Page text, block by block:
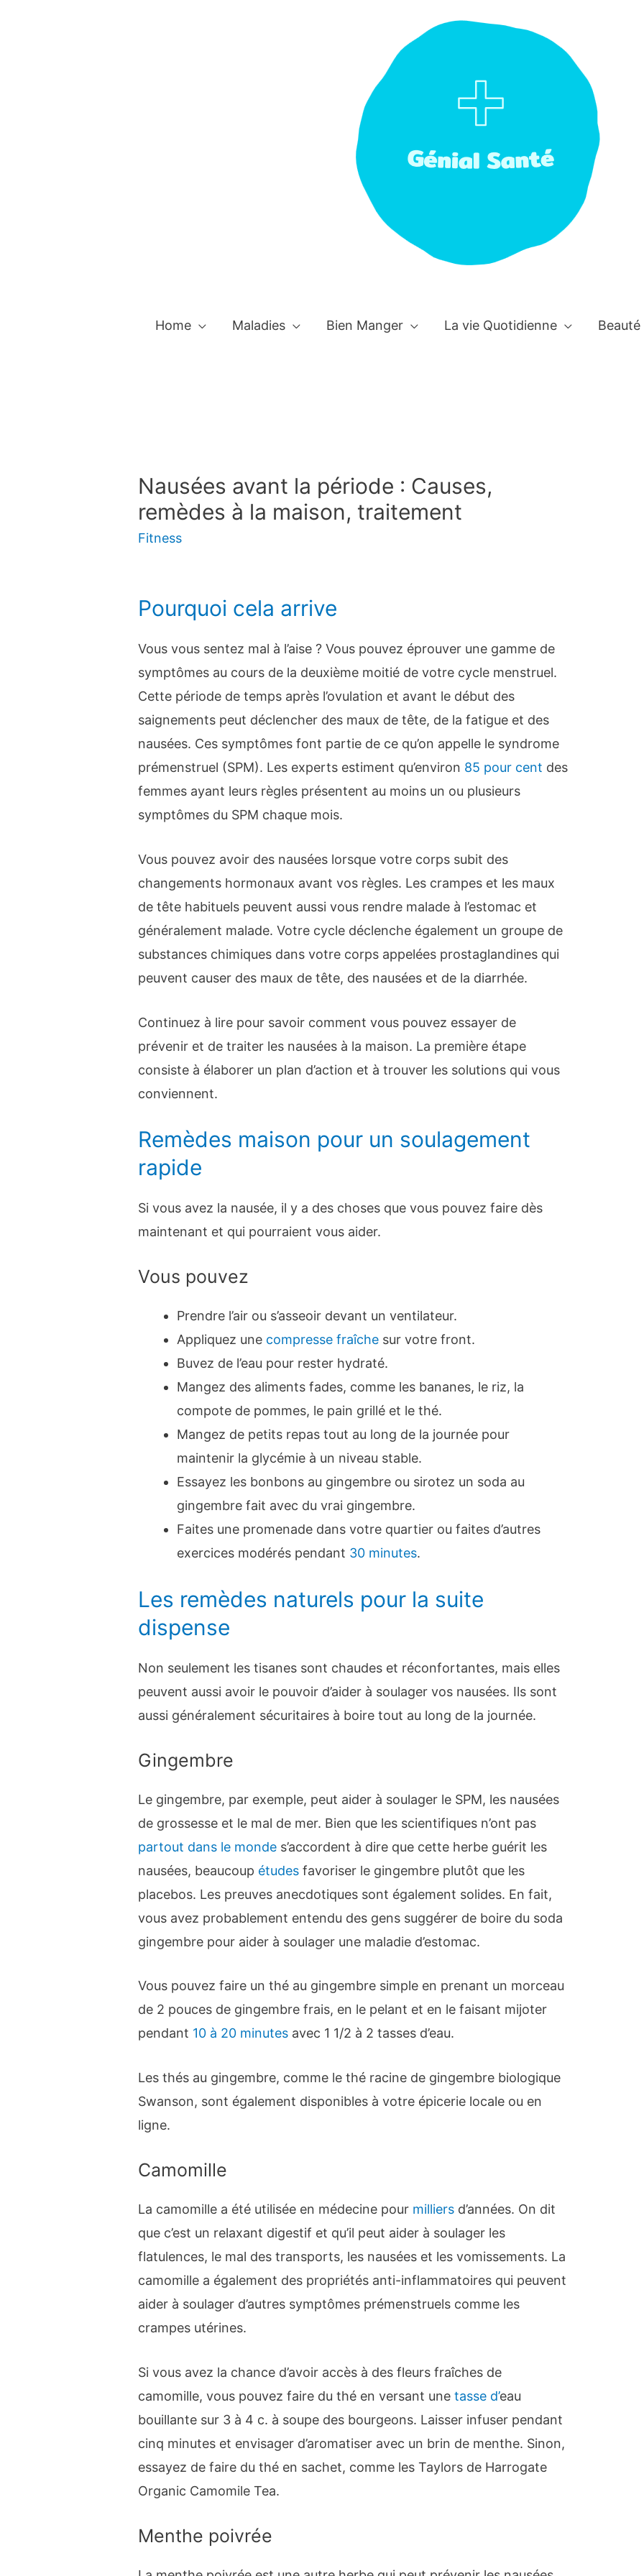
Home Maladies Bien Manger La vie Quotidienne Beauté
Nausées avant la période : Causes,
remèdes à la maison, traitement
Fitness
Pourquoi cela arrive
Vous vous sentez mal à l’aise ? Vous pouvez éprouver une gamme de
symptômes au cours de la deuxième moitié de votre cycle menstruel.
Cette période de temps après l’ovulation et avant le début des
saignements peut déclencher des maux de tête, de la fatigue et des
nausées. Ces symptômes font partie de ce qu’on appelle le syndrome
prémenstruel (SPM). Les experts estiment qu’environ 85 pour cent des
femmes ayant leurs règles présentent au moins un ou plusieurs
symptômes du SPM chaque mois.
Vous pouvez avoir des nausées lorsque votre corps subit des
changements hormonaux avant vos règles. Les crampes et les maux
de tête habituels peuvent aussi vous rendre malade à l’estomac et
généralement malade. Votre cycle déclenche également un groupe de
substances chimiques dans votre corps appelées prostaglandines qui
peuvent causer des maux de tête, des nausées et de la diarrhée.
Continuez à lire pour savoir comment vous pouvez essayer de
prévenir et de traiter les nausées à la maison. La première étape
consiste à élaborer un plan d’action et à trouver les solutions qui vous
conviennent.
Remèdes maison pour un soulagement
rapide
Si vous avez la nausée, il y a des choses que vous pouvez faire dès
maintenant et qui pourraient vous aider.
Vous pouvez
Prendre l’air ou s’asseoir devant un ventilateur.
Appliquez une compresse fraîche sur votre front.
Buvez de l’eau pour rester hydraté.
Mangez des aliments fades, comme les bananes, le riz, la
compote de pommes, le pain grillé et le thé.
Mangez de petits repas tout au long de la journée pour
maintenir la glycémie à un niveau stable.
Essayez les bonbons au gingembre ou sirotez un soda au
gingembre fait avec du vrai gingembre.
Faites une promenade dans votre quartier ou faites d’autres
exercices modérés pendant 30 minutes.
Les remèdes naturels pour la suite
dispense
Non seulement les tisanes sont chaudes et réconfortantes, mais elles
peuvent aussi avoir le pouvoir d’aider à soulager vos nausées. Ils sont
aussi généralement sécuritaires à boire tout au long de la journée.
Gingembre
Le gingembre, par exemple, peut aider à soulager le SPM, les nausées
de grossesse et le mal de mer. Bien que les scientifiques n’ont pas
partout dans le monde s’accordent à dire que cette herbe guérit les
nausées, beaucoup études favoriser le gingembre plutôt que les
placebos. Les preuves anecdotiques sont également solides. En fait,
vous avez probablement entendu des gens suggérer de boire du soda
gingembre pour aider à soulager une maladie d’estomac.
Vous pouvez faire un thé au gingembre simple en prenant un morceau
de 2 pouces de gingembre frais, en le pelant et en le faisant mijoter
pendant 10 à 20 minutes avec 1 1/2 à 2 tasses d’eau.
Les thés au gingembre, comme le thé racine de gingembre biologique
Swanson, sont également disponibles à votre épicerie locale ou en
ligne.
Camomille
La camomille a été utilisée en médecine pour milliers d’années. On dit
que c’est un relaxant digestif et qu’il peut aider à soulager les
flatulences, le mal des transports, les nausées et les vomissements. La
camomille a également des propriétés anti-inflammatoires qui peuvent
aider à soulager d’autres symptômes prémenstruels comme les
crampes utérines.
Si vous avez la chance d’avoir accès à des fleurs fraîches de
camomille, vous pouvez faire du thé en versant unetasse d’eau
bouillante sur 3 à 4 c. à soupe des bourgeons. Laisser infuser pendant
cinq minutes et envisager d’aromatiser avec un brin de menthe. Sinon,
essayez de faire du thé en sachet, comme les Taylors de Harrogate
Organic Camomile Tea.
Menthe poivrée